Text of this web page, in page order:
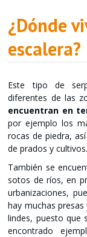
¿Dónde
escalera?
Este tipo de
diferentes de las
encuentran en
por ejemplo los
rocas de piedra,
de prados y cultivos.
También se
sotos de ríos, en
urbanizaciones,
hay muchas
lindes, puesto que
encontrado